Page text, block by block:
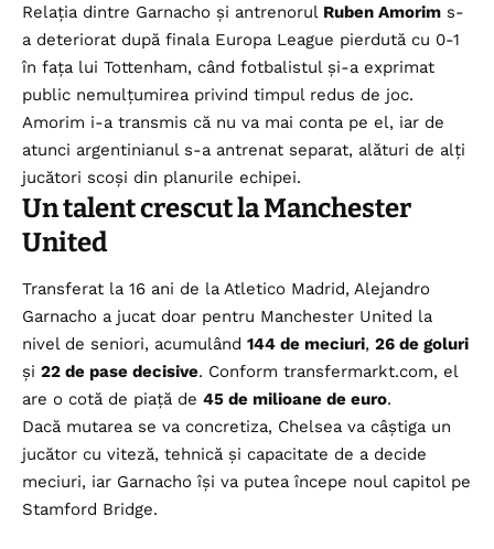
Relația dintre Garnacho și antrenorul Ruben Amorim s-
a deteriorat după finala Europa League pierdută cu 0-1
în fața lui Tottenham, când fotbalistul și-a exprimat
public nemulțumirea privind timpul redus de joc.
Amorim i-a transmis că nu va mai conta pe el, iar de
atunci argentinianul s-a antrenat separat, alături de alți
jucători scoși din planurile echipei.
Un talent crescut la Manchester
United
Transferat la 16 ani de la Atletico Madrid, Alejandro
Garnacho a jucat doar pentru Manchester United la
nivel de seniori, acumulând 144 de meciuri, 26 de goluri
și 22 de pase decisive. Conform transfermarkt.com, el
are o cotă de piață de 45 de milioane de euro.
Dacă mutarea se va concretiza, Chelsea va câștiga un
jucător cu viteză, tehnică și capacitate de a decide
meciuri, iar Garnacho își va putea începe noul capitol pe
Stamford Bridge.